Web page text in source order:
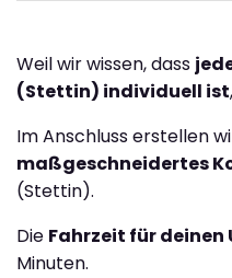
Weil wir wissen, dass
(Stettin) individuell ist
Im Anschluss erstellen
maßgeschneidertes
(Stettin).
Die Fahrzeit für deinen
Minuten.